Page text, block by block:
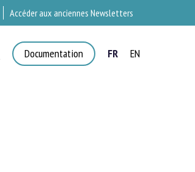
Accéder aux anciennes Newsletters
Documentation FR EN